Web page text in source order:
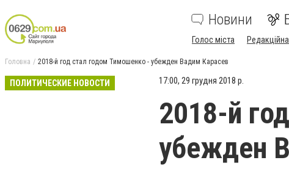
Новини
Голос міста
Головна 2018-й год стал годом Тимошенко - убежден Вадим Карасев
ПОЛИТИЧЕСКИЕ НОВОСТИ 17:00, 29 грудня 2018 р.
2018-й
убежден